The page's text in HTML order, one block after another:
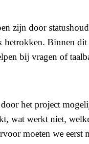
zijn door
betrokken. Binnen
bij vragen of
het project
wat werkt niet,
moeten we eerst